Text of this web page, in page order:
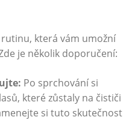
která vám umožní
je několik doporučení:
Po sprchování si
které zůstaly na čističi
si tuto skutečnost